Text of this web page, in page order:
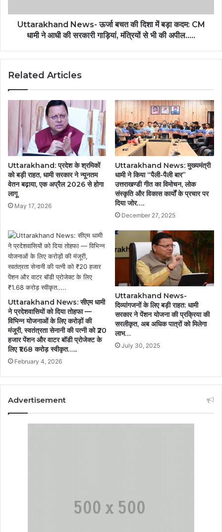
Uttarakhand News- ऊर्जा बचत की दिशा में बड़ा कदम: CM
धामी ने आधी की सरकारी गाड़ियां, मंत्रियों से भी की अपील…..
Related Articles
Uttarakhand: प्रदेश के श्रमिकों
को बड़ी राहत, धामी सरकार ने न्यूनतम
वेतन बढ़ाया, एक अप्रैल 2026 से होगा
लागू
May 17, 2026
Uttarakhand News: मुख्यमंत्री
धामी ने किया “पैली-पैली बार”
उत्तराखण्डी गीत का विमोचन, लोक
संस्कृति और विकास कार्यों के प्रचार पर
दिया जोर….
December 27, 2025
Uttarakhand News: सीएम धामी
ने प्रदेशवासियों को दिया तोहफा —
विभिन्न योजनाओं के लिए करोड़ों की
मंजूरी, स्वतंत्रता सेनानी की पत्नी को ₹20
हजार पेंशन और वाटर बॉडी प्रोजेक्ट के
लिए ₹1.68 करोड़ स्वीकृत…..
February 4, 2026
Uttarakhand News-
दिव्यांगजनों के लिए बड़ी राहत: धामी
सरकार ने पेंशन योजना की प्रक्रिया की
सरलीकृत, अब अधिक पात्रों को मिलेगा
लाभ…
July 30, 2025
Advertisement